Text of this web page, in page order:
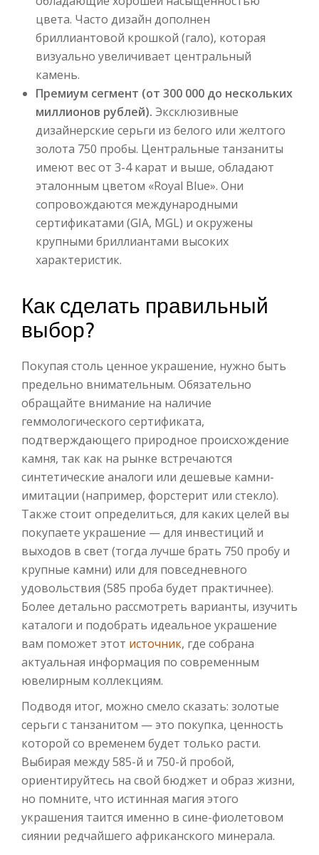
цвета. Часто дизайн дополнен
бриллиантовой крошкой (гало), которая
визуально увеличивает центральный
камень.
Премиум сегмент (от 300 000 до нескольких
миллионов рублей). Эксклюзивные
дизайнерские серьги из белого или желтого
золота 750 пробы. Центральные танзаниты
имеют вес от 3-4 карат и выше, обладают
эталонным цветом «Royal Blue». Они
сопровождаются международными
сертификатами (GIA, MGL) и окружены
крупными бриллиантами высоких
характеристик.
Как сделать правильный
выбор?
Покупая столь ценное украшение, нужно быть
предельно внимательным. Обязательно
обращайте внимание на наличие
геммологического сертификата,
подтверждающего природное происхождение
камня, так как на рынке встречаются
синтетические аналоги или дешевые камни-
имитации (например, форстерит или стекло).
Также стоит определиться, для каких целей вы
покупаете украшение — для инвестиций и
выходов в свет (тогда лучше брать 750 пробу и
крупные камни) или для повседневного
удовольствия (585 проба будет практичнее).
Более детально рассмотреть варианты, изучить
каталоги и подобрать идеальное украшение
вам поможет этот источник, где собрана
актуальная информация по современным
ювелирным коллекциям.
Подводя итог, можно смело сказать: золотые
серьги с танзанитом — это покупка, ценность
которой со временем будет только расти.
Выбирая между 585-й и 750-й пробой,
ориентируйтесь на свой бюджет и образ жизни,
но помните, что истинная магия этого
украшения таится именно в сине-фиолетовом
сиянии редчайшего африканского минерала.